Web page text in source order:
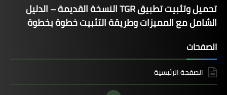
تحميل وتثبيت تطبيق TGR النسخة القديمة – الدليل
الشامل مع المميزات وطريقة التثبيت خطوة بخطوة
الصفحات
الصفحة الرئيسية